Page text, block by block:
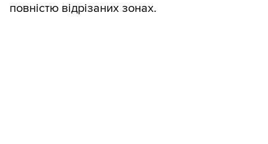
повністю відрізаних зонах.